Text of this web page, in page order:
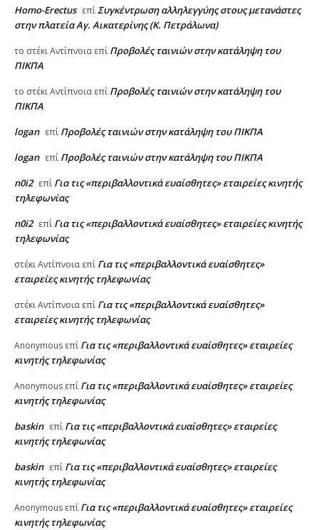
Homo-Erectus επίΣυγκέντρωση αλληλεγγύης στους μετανάστες
στην πλατεία Αγ. Αικατερίνης (Κ. Πετράλωνα)
το στέκι Αντίπνοια επί Προβολές ταινιών στην κατάληψη του
ΠΙΚΠΑ
το στέκι Αντίπνοια επί Προβολές ταινιών στην κατάληψη του
ΠΙΚΠΑ
logan επί Προβολές ταινιών στην κατάληψη του ΠΙΚΠΑ
logan επί Προβολές ταινιών στην κατάληψη του ΠΙΚΠΑ
n0i2 επί Για τις «περιβαλλοντικά ευαίσθητες» εταιρείες κινητής
τηλεφωνίας
n0i2 επί Για τις «περιβαλλοντικά ευαίσθητες» εταιρείες κινητής
τηλεφωνίας
στέκι Αντίπνοια επί Για τις «περιβαλλοντικά ευαίσθητες»
εταιρείες κινητής τηλεφωνίας
στέκι Αντίπνοια επί Για τις «περιβαλλοντικά ευαίσθητες»
εταιρείες κινητής τηλεφωνίας
Anonymous επί Για τις «περιβαλλοντικά ευαίσθητες» εταιρείες
κινητής τηλεφωνίας
Anonymous επί Για τις «περιβαλλοντικά ευαίσθητες» εταιρείες
κινητής τηλεφωνίας
baskin επί Για τις «περιβαλλοντικά ευαίσθητες» εταιρείες
κινητής τηλεφωνίας
baskin επί Για τις «περιβαλλοντικά ευαίσθητες» εταιρείες
κινητής τηλεφωνίας
Anonymous επί Για τις «περιβαλλοντικά ευαίσθητες» εταιρείες
κινητής τηλεφωνίας